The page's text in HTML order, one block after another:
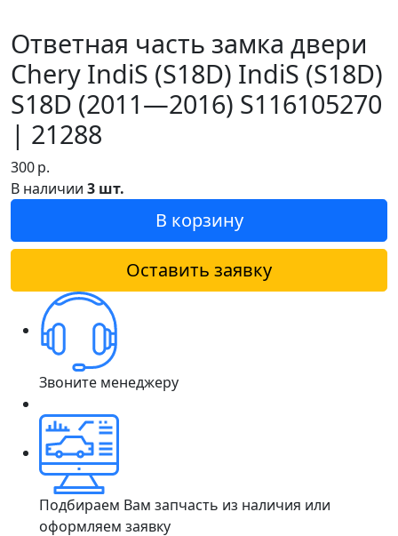
Ответная часть замка двери
Chery IndiS (S18D) IndiS (S18D)
S18D (2011—2016) S116105270
| 21288
300р.
В наличии 3 шт.
В корзину
Оставить заявку
Звоните менеджеру
Подбираем Вам запчасть из наличия или
оформляем заявку